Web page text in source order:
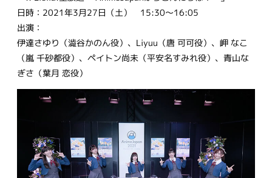
日時：2021年3月27日（土） 15:30～16:05
出演：
伊達さゆり（澁谷かのん役）、Liyuu（唐 可可役）、岬 なこ
（嵐 千砂都役）、ペイトン尚未（平安名すみれ役）、青山な
ぎさ（葉月 恋役）